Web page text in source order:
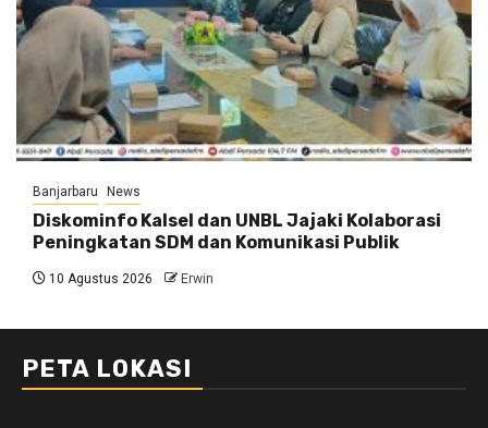
Banjarbaru News
Diskominfo Kalsel dan UNBL Jajaki Kolaborasi
Peningkatan SDM dan Komunikasi Publik
10 Agustus 2026 Erwin
PETA LOKASI